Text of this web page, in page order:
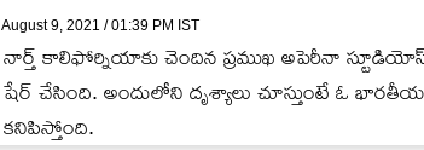
August 9, 2021 / 01:39 PM IST
నార్త్ కాలిఫోర్నియాకు చెందిన ప్రముఖ అపెరీనా
షేర్ చేసింది. అందులోని దృశ్యాలు చూస్తుంటే ఓ
కనిపిస్తోంది.